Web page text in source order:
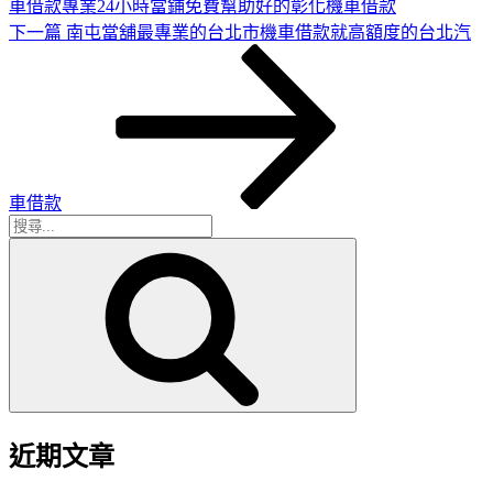
車借款專業24小時當鋪免費幫助好的彰化機車借款
下
下一篇 南屯當舖最專業的台北市機車借款就高額度的台北汽
車借款
搜
近期文章